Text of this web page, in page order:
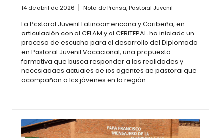
14 de abril de 2026 Nota de Prensa,Pastoral Juvenil
La Pastoral Juvenil Latinoamericana y Caribeña, en
articulación con el CELAM y el CEBITEPAL, ha iniciado un
proceso de escucha para el desarrollo del Diplomado
en Pastoral Juvenil Vocacional, una propuesta
formativa que busca responder a las realidades y
necesidades actuales de los agentes de pastoral que
acompañan a los jóvenes en la región.